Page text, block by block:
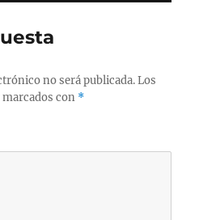
no será publicada. Los
con *